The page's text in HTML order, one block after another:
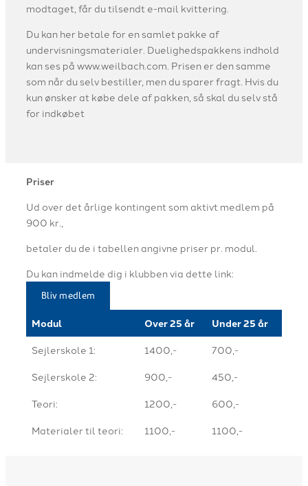
modtaget, får du tilsendt e-mail kvittering.
Du kan her betale for en samlet pakke af
undervisningsmaterialer. Duelighedspakkens indhold
kan ses på www.weilbach.com. Prisen er den samme
som når du selv bestiller, men du sparer fragt. Hvis du
kun ønsker at købe dele af pakken, så skal du selv stå
for indkøbet
Priser
Ud over det årlige kontingent som aktivt medlem på
900 kr.,
betaler du de i tabellen angivne priser pr. modul.
Du kan indmelde dig i klubben via dette link:
Bliv medlem
Modul Over 25 år
Under 25 år
Sejlerskole 1:
1400,-
700,-
Sejlerskole 2:
900,-
450,-
Teori:
1200,-
600,-
Materialer til teori:
1100,- 1100,-